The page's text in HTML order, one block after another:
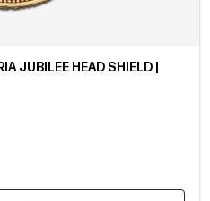
JUBILEE HEAD SHIELD |